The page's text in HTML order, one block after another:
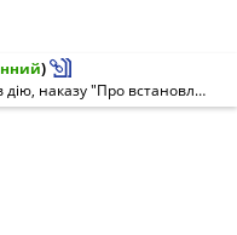
)
Про визнання таким, який втратив дію, наказу "Про встановлення граничного розміру плати за мешкання в студентських гуртожитках" від 16.08.2002 N 137